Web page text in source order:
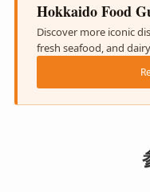
Hokkaido Food
Discover more iconic
fresh seafood, and